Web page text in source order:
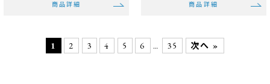
商品詳細 商品詳細
1 2 3 4 5 6 … 35 次へ »